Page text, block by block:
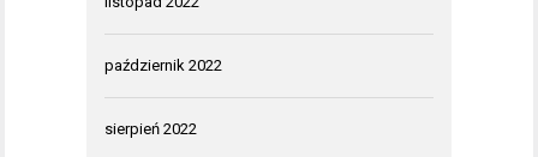
październik 2022
sierpień 2022